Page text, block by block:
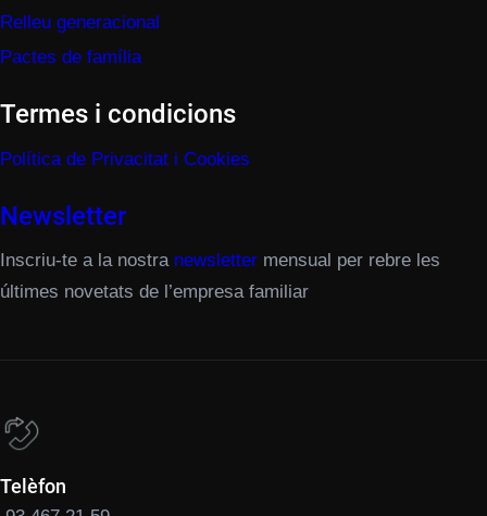
Relleu generacional
Pactes de família
Termes i condicions
Política de Privacitat i Cookies
Newsletter
Inscriu-te a la nostra newsletter mensual per rebre les
últimes novetats de l’empresa familiar
Telèfon